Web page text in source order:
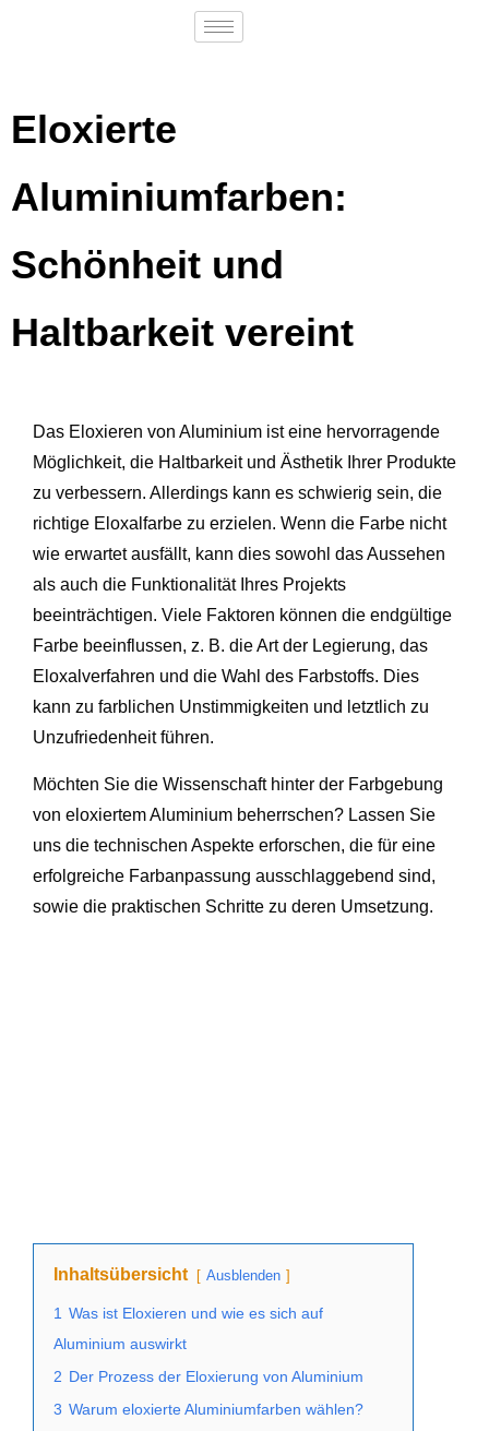
Eloxierte
Aluminiumfarben:
Schönheit und
Haltbarkeit vereint
Das Eloxieren von Aluminium ist eine hervorragende
Möglichkeit, die Haltbarkeit und Ästhetik Ihrer Produkte
zu verbessern. Allerdings kann es schwierig sein, die
richtige Eloxalfarbe zu erzielen. Wenn die Farbe nicht
wie erwartet ausfällt, kann dies sowohl das Aussehen
als auch die Funktionalität Ihres Projekts
beeinträchtigen. Viele Faktoren können die endgültige
Farbe beeinflussen, z. B. die Art der Legierung, das
Eloxalverfahren und die Wahl des Farbstoffs. Dies
kann zu farblichen Unstimmigkeiten und letztlich zu
Unzufriedenheit führen.
Möchten Sie die Wissenschaft hinter der Farbgebung
von eloxiertem Aluminium beherrschen? Lassen Sie
uns die technischen Aspekte erforschen, die für eine
erfolgreiche Farbanpassung ausschlaggebend sind,
sowie die praktischen Schritte zu deren Umsetzung.
Inhaltsübersicht Ausblenden
1 Was ist Eloxieren und wie es sich auf
Aluminium auswirkt
2 Der Prozess der Eloxierung von Aluminium
3 Warum eloxierte Aluminiumfarben wählen?